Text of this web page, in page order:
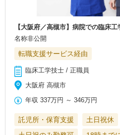
【大阪府／高槻市】病院での臨床工
名称非公開
転職支援サービス経由
臨床工学技士 / 正職員
大阪府 高槻市
年収 337万円 ～346万円
託児所・保育支援 土日祝休